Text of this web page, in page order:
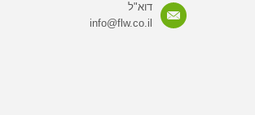
דוא"ל
info@flw.co.il